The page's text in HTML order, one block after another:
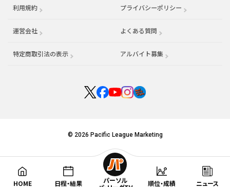
利用規約 プライバシーポリシー
運営会社 （別ウィンドウで開く） よくある質問
特定商取引法の表示 アルバイト募集 （別ウィンドウで開く
© 2026 Pacific League Marketing
HOME 日程・結果
パーソル
順位・成績 ニュース